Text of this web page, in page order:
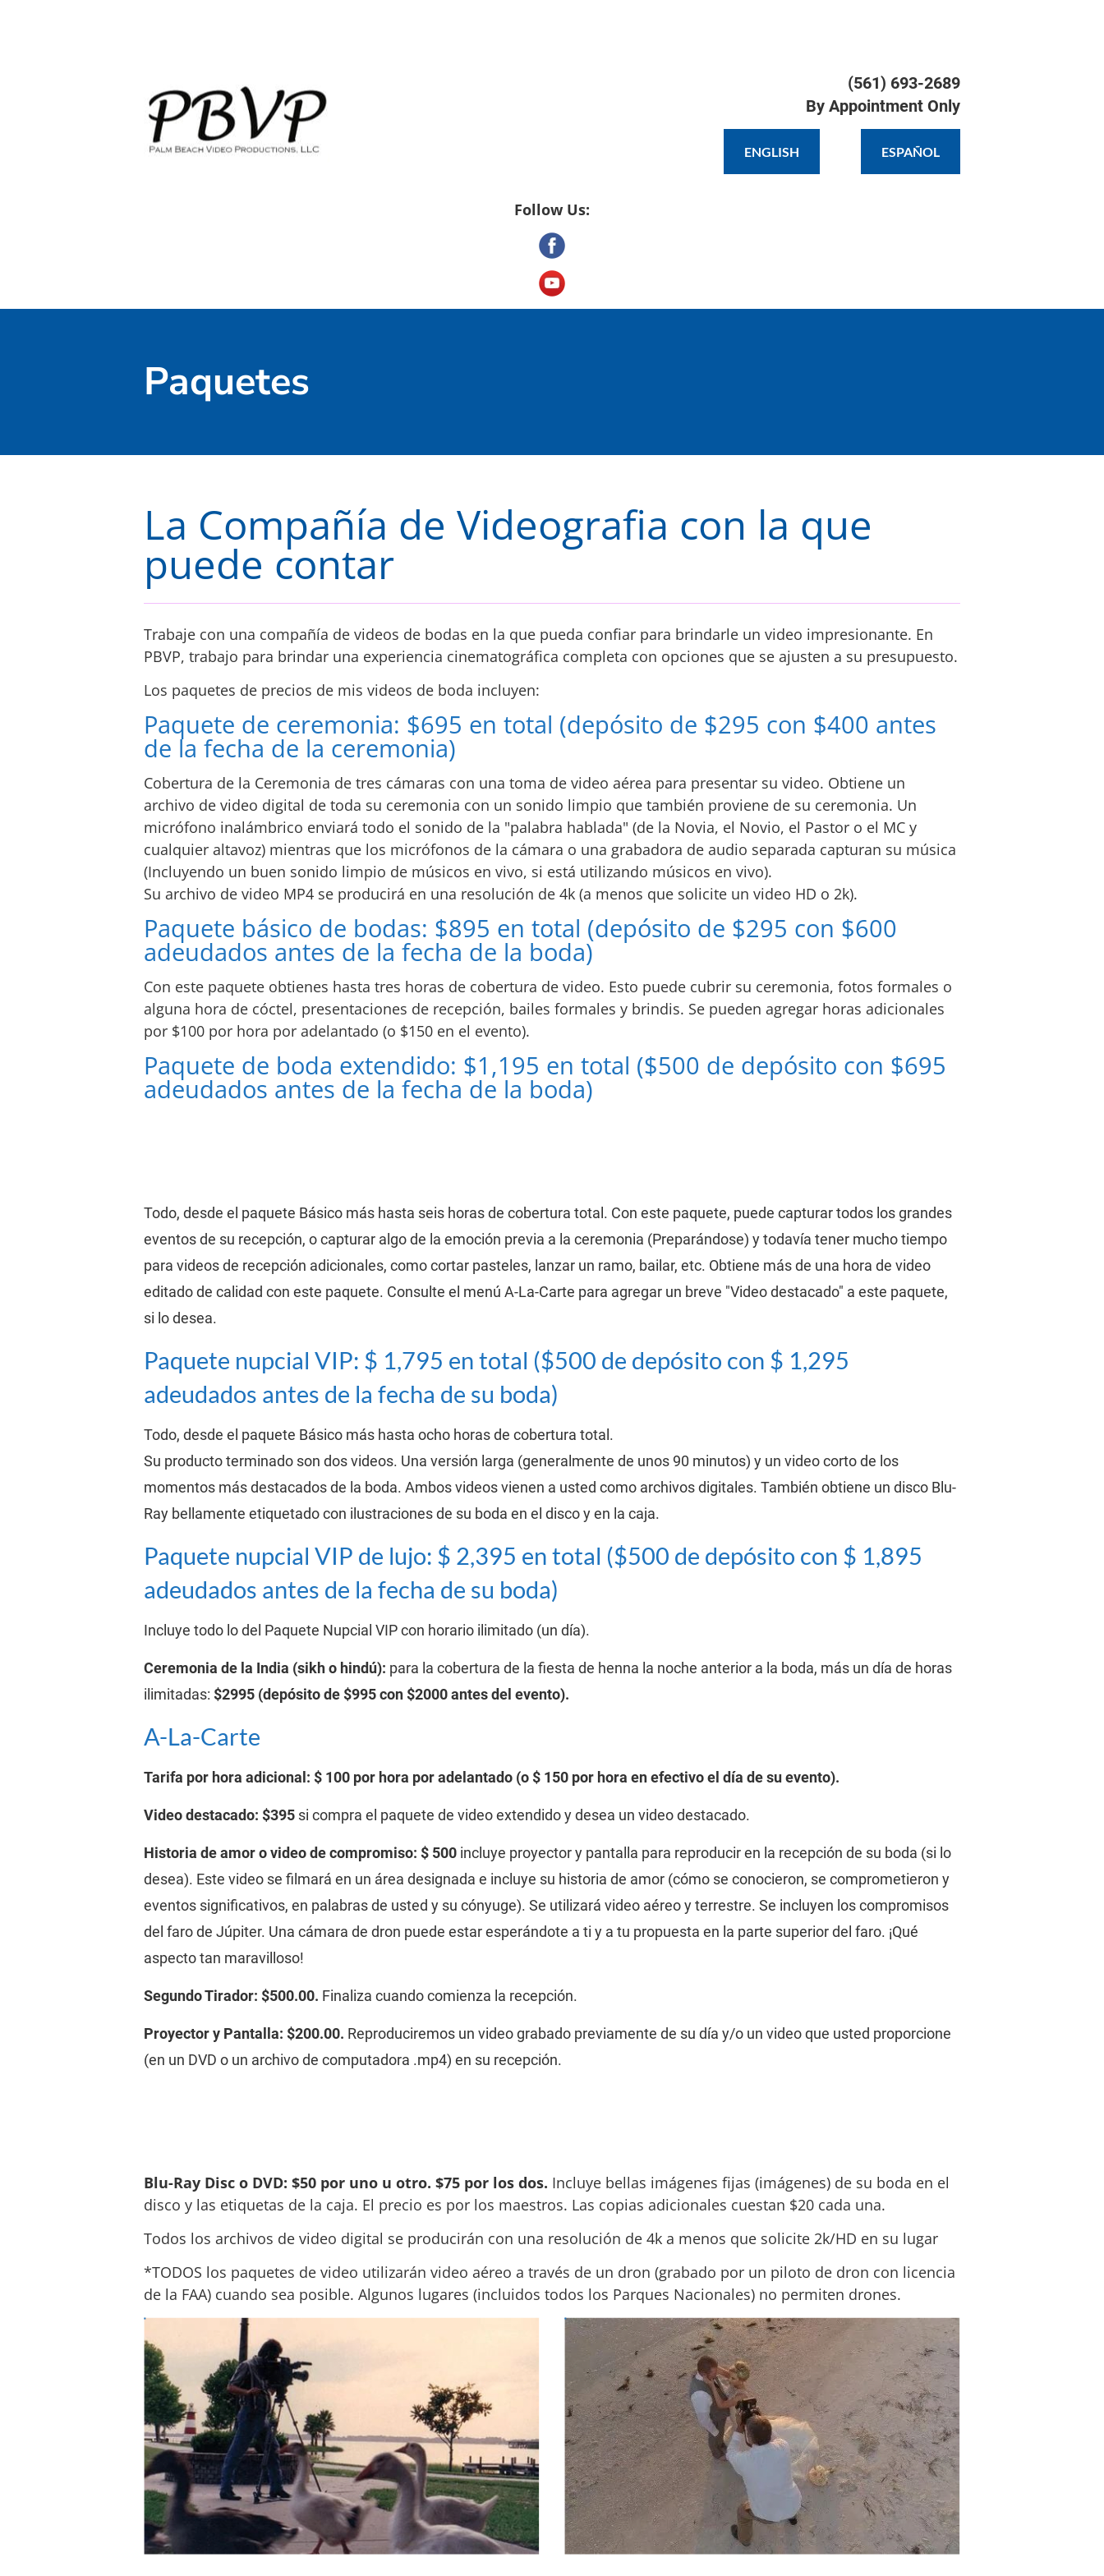
(561) 693-2689
By Appointment Only
ENGLISH ESPAÑOL
Follow Us:
Paquetes
La Compañía de Videografia con la que
puede contar
Trabaje con una compañía de videos de bodas en la que pueda confiar para brindarle un video impresionante. En
PBVP, trabajo para brindar una experiencia cinematográfica completa con opciones que se ajusten a su presupuesto.
Los paquetes de precios de mis videos de boda incluyen:
Paquete de ceremonia: $695 en total (depósito de $295 con $400 antes
de la fecha de la ceremonia)
Cobertura de la Ceremonia de tres cámaras con una toma de video aérea para presentar su video. Obtiene un
archivo de video digital de toda su ceremonia con un sonido limpio que también proviene de su ceremonia. Un
micrófono inalámbrico enviará todo el sonido de la "palabra hablada" (de la Novia, el Novio, el Pastor o el MC y
cualquier altavoz) mientras que los micrófonos de la cámara o una grabadora de audio separada capturan su música
(Incluyendo un buen sonido limpio de músicos en vivo, si está utilizando músicos en vivo).
Su archivo de video MP4 se producirá en una resolución de 4k (a menos que solicite un video HD o 2k).
Paquete básico de bodas: $895 en total (depósito de $295 con $600
adeudados antes de la fecha de la boda)
Con este paquete obtienes hasta tres horas de cobertura de video. Esto puede cubrir su ceremonia, fotos formales o
alguna hora de cóctel, presentaciones de recepción, bailes formales y brindis. Se pueden agregar horas adicionales
por $100 por hora por adelantado (o $150 en el evento).
Paquete de boda extendido: $1,195 en total ($500 de depósito con $695
adeudados antes de la fecha de la boda)
Todo, desde el paquete Básico más hasta seis horas de cobertura total. Con este paquete, puede capturar todos los grandes
eventos de su recepción, o capturar algo de la emoción previa a la ceremonia (Preparándose) y todavía tener mucho tiempo
para videos de recepción adicionales, como cortar pasteles, lanzar un ramo, bailar, etc. Obtiene más de una hora de video
editado de calidad con este paquete. Consulte el menú A-La-Carte para agregar un breve "Video destacado" a este paquete,
si lo desea.
Paquete nupcial VIP: $ 1,795 en total ($500 de depósito con $ 1,295
adeudados antes de la fecha de su boda)
Todo, desde el paquete Básico más hasta ocho horas de cobertura total.
Su producto terminado son dos videos. Una versión larga (generalmente de unos 90 minutos) y un video corto de los
momentos más destacados de la boda. Ambos videos vienen a usted como archivos digitales. También obtiene un disco Blu-
Ray bellamente etiquetado con ilustraciones de su boda en el disco y en la caja.
Paquete nupcial VIP de lujo: $ 2,395 en total ($500 de depósito con $ 1,895
adeudados antes de la fecha de su boda)
Incluye todo lo del Paquete Nupcial VIP con horario ilimitado (un día).
Ceremonia de la India (sikh o hindú): para la cobertura de la fiesta de henna la noche anterior a la boda, más un día de horas
ilimitadas: $2995 (depósito de $995 con $2000 antes del evento).
A-La-Carte
Tarifa por hora adicional: $ 100 por hora por adelantado (o $ 150 por hora en efectivo el día de su evento).
Video destacado: $395 si compra el paquete de video extendido y desea un video destacado.
Historia de amor o video de compromiso: $ 500 incluye proyector y pantalla para reproducir en la recepción de su boda (si lo
desea). Este video se filmará en un área designada e incluye su historia de amor (cómo se conocieron, se comprometieron y
eventos significativos, en palabras de usted y su cónyuge). Se utilizará video aéreo y terrestre. Se incluyen los compromisos
del faro de Júpiter. Una cámara de dron puede estar esperándote a ti y a tu propuesta en la parte superior del faro. ¡Qué
aspecto tan maravilloso!
Segundo Tirador: $500.00. Finaliza cuando comienza la recepción.
Proyector y Pantalla: $200.00. Reproduciremos un video grabado previamente de su día y/o un video que usted proporcione
(en un DVD o un archivo de computadora .mp4) en su recepción.
Blu-Ray Disc o DVD: $50 por uno u otro. $75 por los dos. Incluye bellas imágenes fijas (imágenes) de su boda en el
disco y las etiquetas de la caja. El precio es por los maestros. Las copias adicionales cuestan $20 cada una.
Todos los archivos de video digital se producirán con una resolución de 4k a menos que solicite 2k/HD en su lugar
*TODOS los paquetes de video utilizarán video aéreo a través de un dron (grabado por un piloto de dron con licencia
de la FAA) cuando sea posible. Algunos lugares (incluidos todos los Parques Nacionales) no permiten drones.